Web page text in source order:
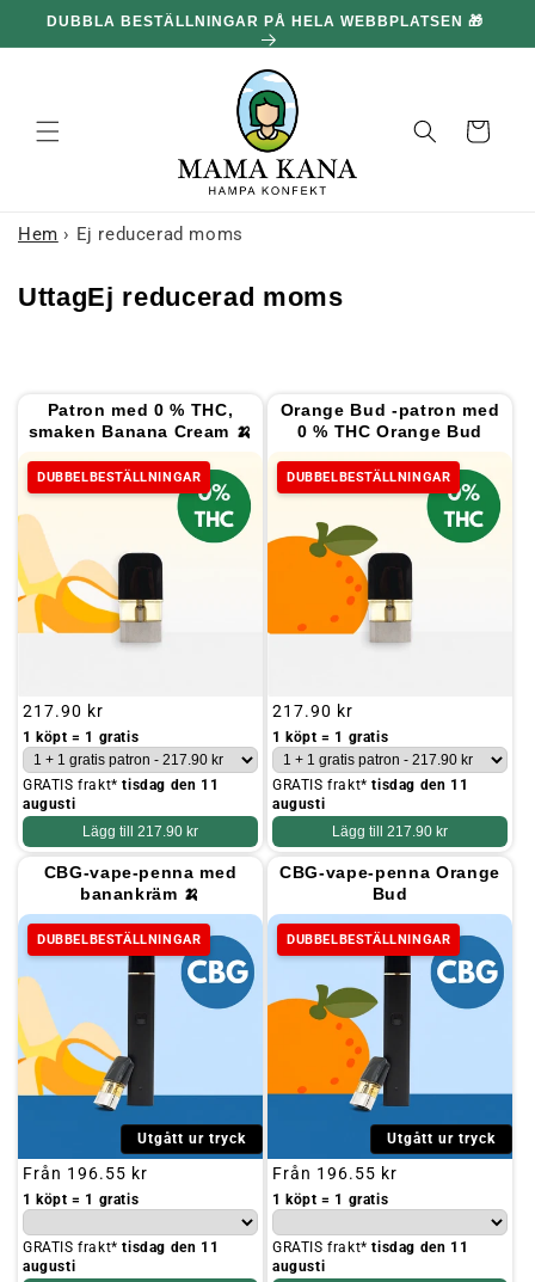
och gå
DUBBLA BESTÄLLNINGAR PÅ HELA WEBBPLATSEN 🎁
Korg
Hem › Ej reducerad moms
Uttag:
Ej reducerad moms
Patron med 0 % THC,
smaken Banana Cream 🍌
DUBBELBESTÄLLNINGAR
Ordinarie
pris
217.90 kr
1 köpt = 1 gratis
GRATIS frakt*tisdag den 11
augusti
Lägg till 217.90 kr
Orange Bud -patron med
0 % THC Orange Bud
DUBBELBESTÄLLNINGAR
Ordinarie
pris
217.90 kr
1 köpt = 1 gratis
GRATIS frakt*tisdag den 11
augusti
Lägg till 217.90 kr
CBG-vape-penna med
banankräm 🍌
DUBBELBESTÄLLNINGAR
Utgått ur tryck
Ordinarie
pris
Från 196.55 kr
1 köpt = 1 gratis
GRATIS frakt*tisdag den 11
augusti
CBG-vape-penna Orange
Bud
DUBBELBESTÄLLNINGAR
Utgått ur tryck
Ordinarie
pris
Från 196.55 kr
1 köpt = 1 gratis
GRATIS frakt*tisdag den 11
augusti